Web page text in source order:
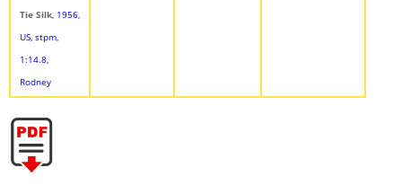
Tie Silk, 1956,
US, stpm,
1:14.8,
Rodney